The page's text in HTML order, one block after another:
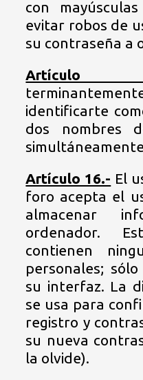
con
evitar robos de
su contraseña a
Artículo
identificarte
dos nombres
Artículo 16.- El
foro acepta el
almacenar
ordenador.
contienen
personales;
su interfaz. La
se usa para
registro y
su nueva
la olvide).